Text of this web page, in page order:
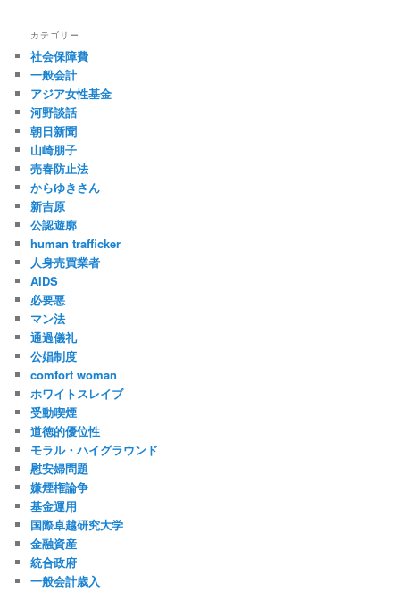
カテゴリー
社会保障費
一般会計
アジア女性基金
河野談話
朝日新聞
山崎朋子
売春防止法
からゆきさん
新吉原
公認遊廓
human trafficker
人身売買業者
AIDS
必要悪
マン法
通過儀礼
公娼制度
comfort woman
ホワイトスレイブ
受動喫煙
道徳的優位性
モラル・ハイグラウンド
慰安婦問題
嫌煙権論争
基金運用
国際卓越研究大学
金融資産
統合政府
一般会計歳入